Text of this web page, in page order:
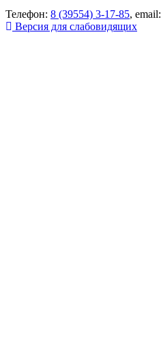
Телефон: 8 (39554) 3-17-85, email:
Версия для слабовидящих